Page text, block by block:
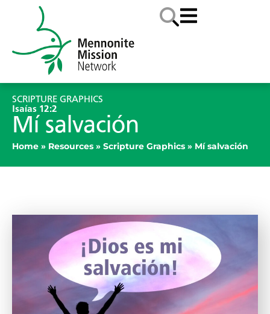
SCRIPTURE GRAPHICS
Isaías 12:2
Mí salvación
Home » Resources » Scripture Graphics » Mí salvación